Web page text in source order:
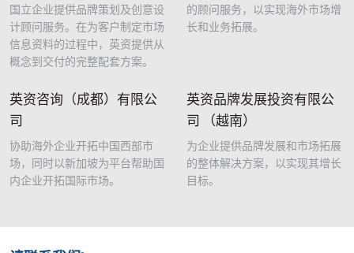
国立企业提供品牌策划及创意设
计顾问服务。在为客户制定市场
信息资料的过程中，英资提供从
概念到交付的完整配套方案。
的顾问服务，以实现海外市场增
长和业务拓展。
英资咨询（成都）有限公
司
协助海外企业开拓中国西部市
场，同时以新加坡为平台帮助国
内企业开拓国际市场。
英资品牌发展投资有限公
司 （越南）
为企业提供品牌发展和市场拓展
的整体解决方案，以实现其增长
目标。